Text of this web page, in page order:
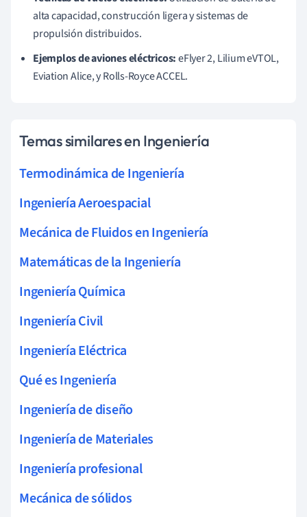
alta capacidad, construcción ligera y sistemas de
propulsión distribuidos.
Ejemplos de aviones eléctricos:eFlyer 2, Lilium eVTOL,
Eviation Alice, y Rolls-Royce ACCEL.
Temas similares en Ingeniería
Termodinámica de Ingeniería
Ingeniería Aeroespacial
Mecánica de Fluidos en Ingeniería
Matemáticas de la Ingeniería
Ingeniería Química
Ingeniería Civil
Ingeniería Eléctrica
Qué es Ingeniería
Ingeniería de diseño
Ingeniería de Materiales
Ingeniería profesional
Mecánica de sólidos